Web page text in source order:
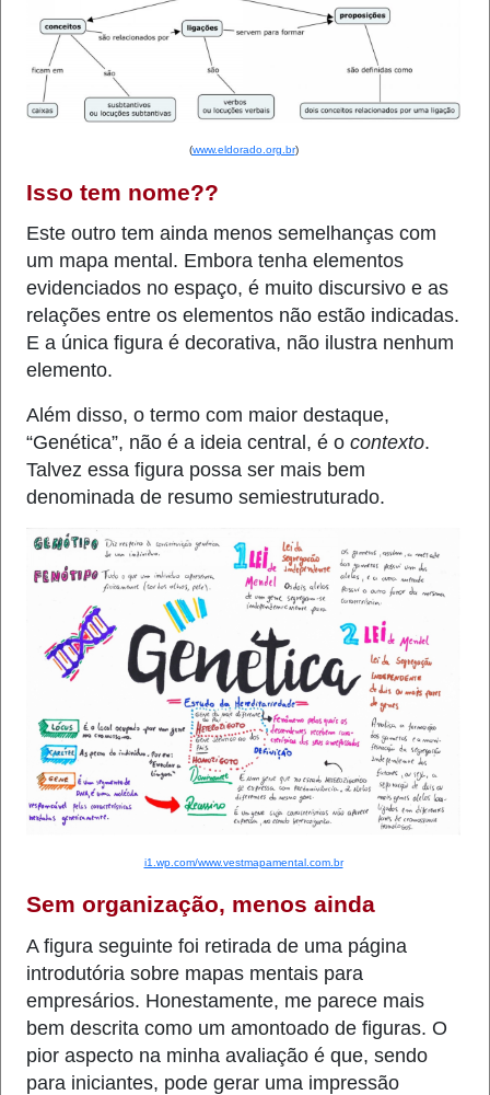
(www.eldorado.org.br)
Isso tem nome??
Este outro tem ainda menos semelhanças com
um mapa mental. Embora tenha elementos
evidenciados no espaço, é muito discursivo e as
relações entre os elementos não estão indicadas.
E a única figura é decorativa, não ilustra nenhum
elemento.
Além disso, o termo com maior destaque,
“Genética”, não é a ideia central, é ocontexto.
Talvez essa figura possa ser mais bem
denominada de resumo semiestruturado.
i1.wp.com/www.vestmapamental.com.br
Sem organização, menos ainda
A figura seguinte foi retirada de uma página
introdutória sobre mapas mentais para
empresários. Honestamente, me parece mais
bem descrita como um amontoado de figuras. O
pior aspecto na minha avaliação é que, sendo
para iniciantes, pode gerar uma impressão